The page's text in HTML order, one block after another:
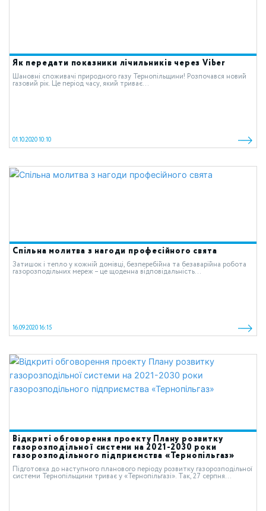
Як передати показники лічильників через Viber
Шановні споживачі природного газу Тернопільщини! Розпочався новий
газовий рік. Це період часу, який триває...
01.10.2020 10:10
Спільна молитва з нагоди професійного свята
Затишок і тепло у кожній домівці, безперебійна та безаварійна робота
газорозподільних мереж – це щоденна відповідальність...
16.09.2020 16:15
Відкриті обговорення проекту Плану розвитку
газорозподільної системи на 2021-2030 роки
газорозподільного підприємства «Тернопільгаз»
Підготовка до наступного планового періоду розвитку газорозподільної
системи Тернопільщини триває у «Тернопільгазі». Так, 27 серпня...